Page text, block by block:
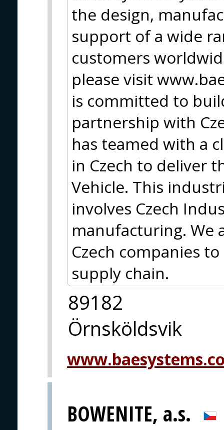
the design,
support of a wide
customers
please visit
is committed to
partnership with
has teamed with a
in Czech to deliver
Vehicle. This
involves Czech
manufacturing. We
Czech companies
supply chain.
89182
Örnsköldsvik
BOWENITE, a.s.